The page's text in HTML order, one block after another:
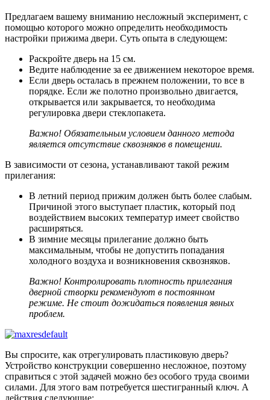
Предлагаем вашему вниманию несложный эксперимент, с
помощью которого можно определить необходимость
настройки прижима двери. Суть опыта в следующем:
Раскройте дверь на 15 см.
Ведите наблюдение за ее движением некоторое время.
Если дверь осталась в прежнем положении, то все в
порядке. Если же полотно произвольно двигается,
открывается или закрывается, то необходима
регулировка двери стеклопакета.
Важно! Обязательным условием данного метода
является отсутствие сквозняков в помещении.
В зависимости от сезона, устанавливают такой режим
прилегания:
В летний период прижим должен быть более слабым.
Причиной этого выступает пластик, который под
воздействием высоких температур имеет свойство
расширяться.
В зимние месяцы прилегание должно быть
максимальным, чтобы не допустить попадания
холодного воздуха и возникновения сквозняков.
Важно! Контролировать плотность прилегания
дверной створки рекомендуют в постоянном
режиме. Не стоит дожидаться появления явных
проблем.
Вы спросите, как отрегулировать пластиковую дверь?
Устройство конструкции совершенно несложное, поэтому
справиться с этой задачей можно без особого труда своими
силами. Для этого вам потребуется шестигранный ключ. А
действия следующие: